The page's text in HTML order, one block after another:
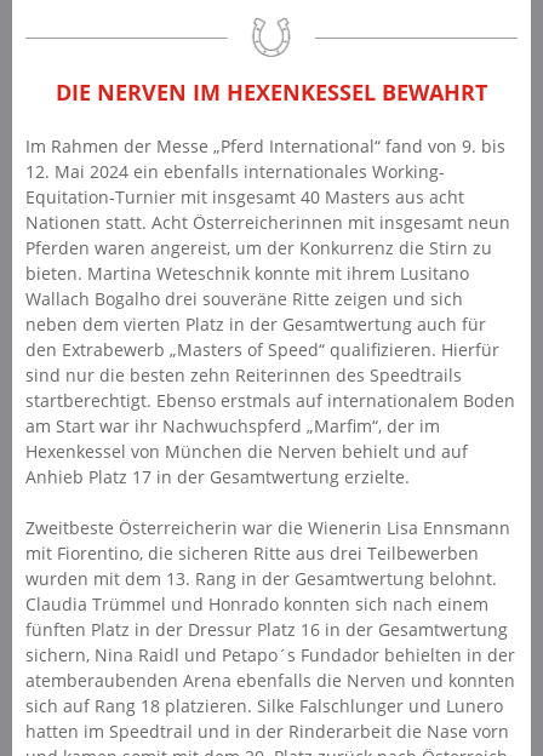
DIE NERVEN IM HEXENKESSEL BEWAHRT
Im Rahmen der Messe „Pferd International“ fand von 9. bis
12. Mai 2024 ein ebenfalls internationales Working-
Equitation-Turnier mit insgesamt 40 Masters aus acht
Nationen statt. Acht Österreicherinnen mit insgesamt neun
Pferden waren angereist, um der Konkurrenz die Stirn zu
bieten. Martina Weteschnik konnte mit ihrem Lusitano
Wallach Bogalho drei souveräne Ritte zeigen und sich
neben dem vierten Platz in der Gesamtwertung auch für
den Extrabewerb „Masters of Speed“ qualifizieren. Hierfür
sind nur die besten zehn Reiterinnen des Speedtrails
startberechtigt. Ebenso erstmals auf internationalem Boden
am Start war ihr Nachwuchspferd „Marfim“, der im
Hexenkessel von München die Nerven behielt und auf
Anhieb Platz 17 in der Gesamtwertung erzielte.
Zweitbeste Österreicherin war die Wienerin Lisa Ennsmann
mit Fiorentino, die sicheren Ritte aus drei Teilbewerben
wurden mit dem 13. Rang in der Gesamtwertung belohnt.
Claudia Trümmel und Honrado konnten sich nach einem
fünften Platz in der Dressur Platz 16 in der Gesamtwertung
sichern, Nina Raidl und Petapo´s Fundador behielten in der
atemberaubenden Arena ebenfalls die Nerven und konnten
sich auf Rang 18 platzieren. Silke Falschlunger und Lunero
hatten im Speedtrail und in der Rinderarbeit die Nase vorn